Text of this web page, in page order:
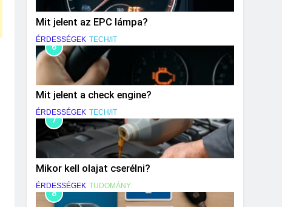
Mit jelent az EPC lámpa?
ÉRDESSÉGEK TECH/IT
6
Mit jelent a check engine?
ÉRDESSÉGEK TECH/IT
7
Mikor kell olajat cserélni?
ÉRDESSÉGEK TUDOMÁNY
8